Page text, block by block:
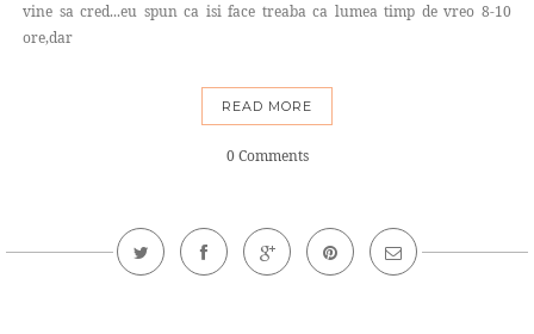
vine sa cred...eu spun ca isi face treaba ca lumea timp de vreo 8-10
ore,dar
READ MORE
0 Comments